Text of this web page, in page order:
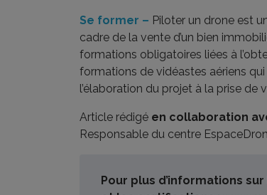
Se former – Piloter un drone est
cadre de la vente d’un bien
formations obligatoires liées à
formations de vidéastes aériens
l’élaboration du projet à la prise de
Article rédigé en collaboration
Responsable du centre
Pour plus d’informations